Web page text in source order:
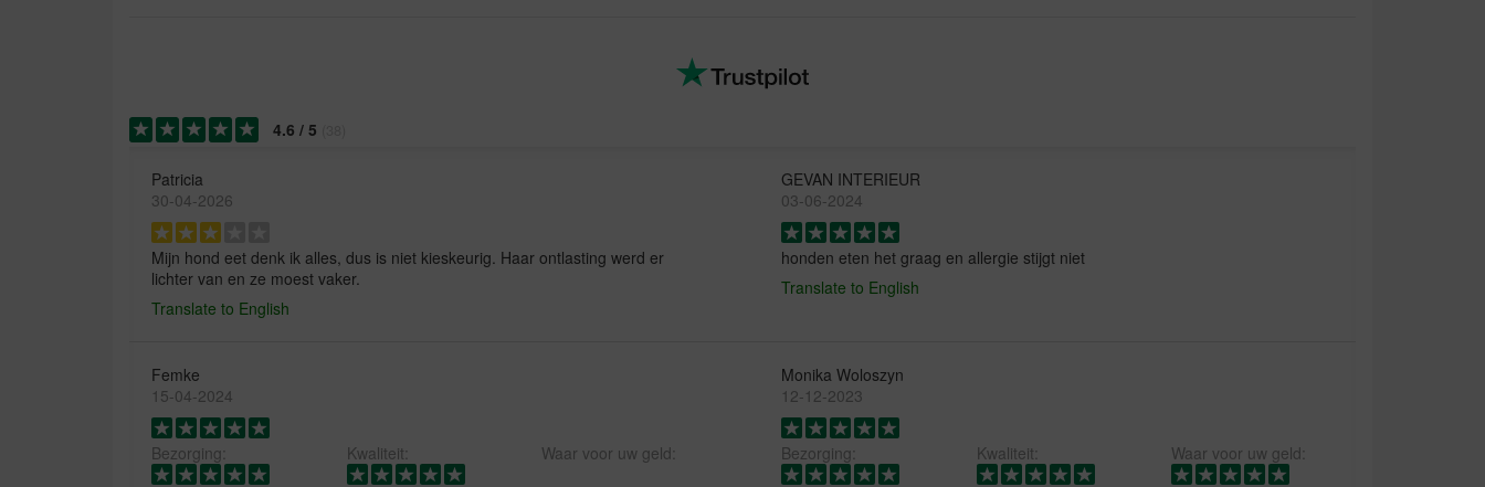
4.6 / 5
Patricia
30-04-2026
Mijn hond eet denk ik alles, dus is niet kieskeurig. Haar ontlasting werd er
lichter van en ze moest vaker.
Translate to English
GEVAN INTERIEUR
03-06-2024
honden eten het graag en allergie stijgt niet
Translate to English
Femke
15-04-2024
Bezorging: Kwaliteit: Waar voor uw geld:
Monika Woloszyn
12-12-2023
Bezorging: Kwaliteit: Waar voor uw geld: